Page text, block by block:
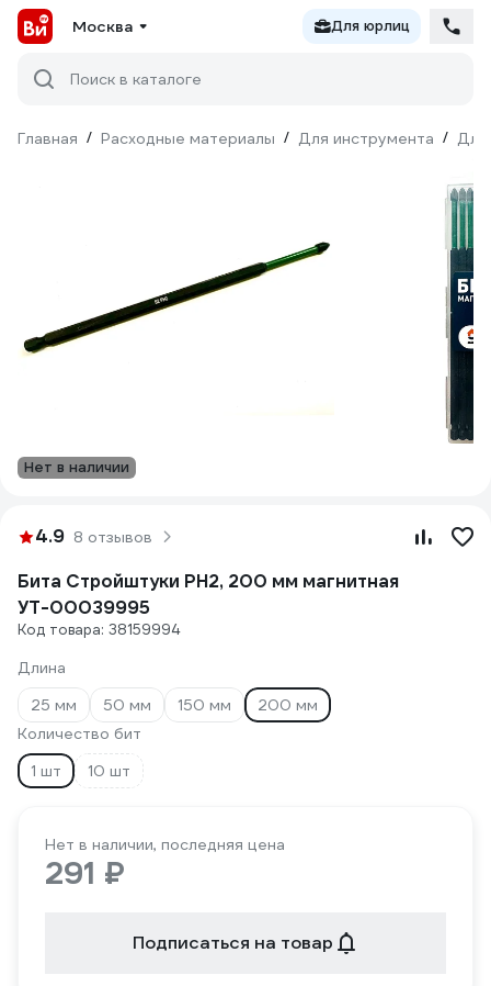
Москва Для юрлиц
Поиск в каталоге
Главная / Расходные материалы / Для инструмента / Для
Нет в наличии
4.9 8 отзывов
Бита Стройштуки PH2, 200 мм магнитная
УТ-00039995
Код товара: 38159994
Длина
25 мм
50 мм 150 мм
200 мм
Количество бит
1 шт
10 шт
Нет в наличии, последняя цена
291 ₽
Подписаться на товар